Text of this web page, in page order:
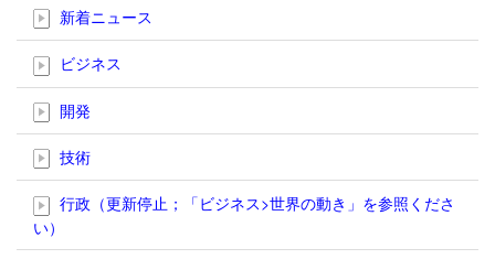
新着ニュース
ビジネス
開発
技術
行政（更新停止；「ビジネス>世界の動き」を参照くださ
い）